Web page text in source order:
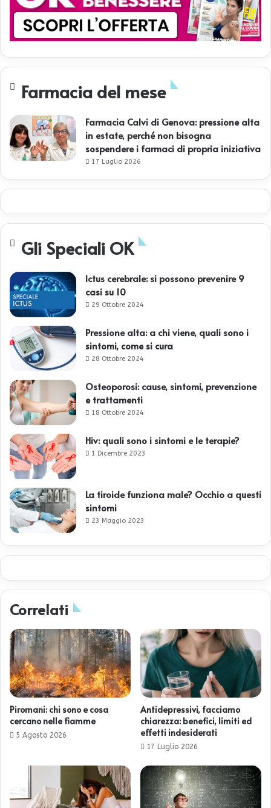
Farmacia del mese
Farmacia Calvi di Genova: pressione alta
in estate, perché non bisogna
sospendere i farmaci di propria iniziativa
17 Luglio 2026
Gli Speciali OK
Ictus cerebrale: si possono prevenire 9
casi su 10
29 Ottobre 2024
Pressione alta: a chi viene, quali sono i
sintomi, come si cura
28 Ottobre 2024
Osteoporosi: cause, sintomi, prevenzione
e trattamenti
18 Ottobre 2024
Hiv: quali sono i sintomi e le terapie?
1 Dicembre 2023
La tiroide funziona male? Occhio a questi
sintomi
23 Maggio 2023
Correlati
Piromani: chi sono e cosa
cercano nelle fiamme
5 Agosto 2026
Antidepressivi, facciamo
chiarezza: benefici, limiti ed
effetti indesiderati
17 Luglio 2026